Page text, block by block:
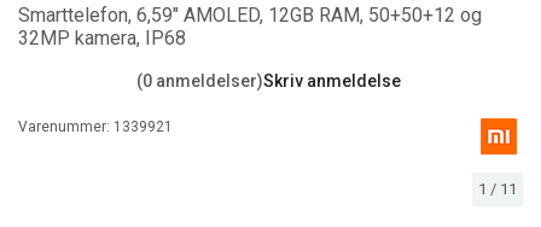
1 / 11
Smarttelefon, 6,59" AMOLED, 12GB RAM, 50+50+12 og
32MP kamera, IP68
(0 anmeldelser)Skriv anmeldelse
Varenummer: 1339921